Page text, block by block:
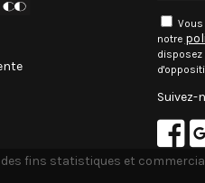
notre
disposez
Suivez-
fins statistiques et